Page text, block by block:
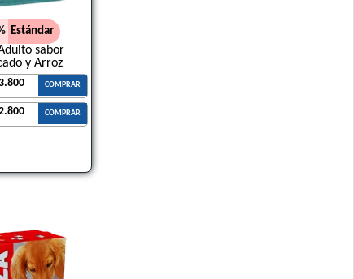
Estándar
sabor
y Arroz
COMPRAR
COMPRAR